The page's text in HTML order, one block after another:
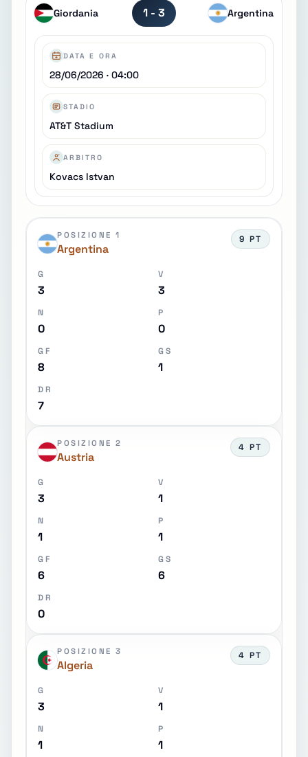
Giordania 1 - 3 Argentina
DATA E ORA
28/06/2026 · 04:00
STADIO
AT&T Stadium
ARBITRO
Kovacs Istvan
POSIZIONE 1
Argentina
9 PT
G
3
V
3
N
0
P
0
GF
8
GS
1
DR
7
POSIZIONE 2
Austria
4 PT
G
3
V
1
N
1
P
1
GF
6
GS
6
DR
0
POSIZIONE 3
Algeria
4 PT
G
3
V
1
N
1
P
1